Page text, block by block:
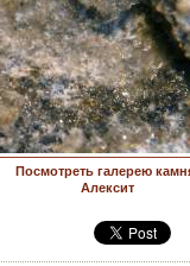
Посмотреть галерею
Алексит